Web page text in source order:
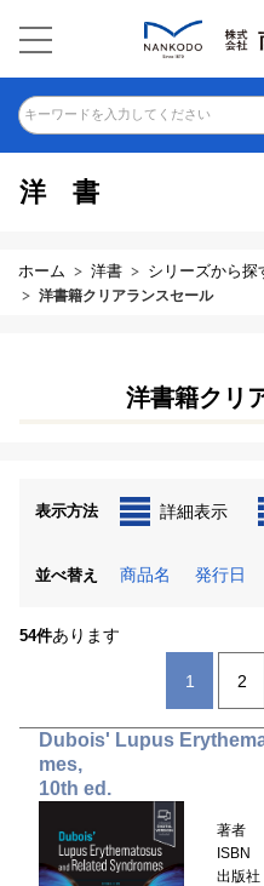
キーワードを入力してください
洋書
ホーム 洋書 シリーズから探
洋書籍クリアランスセール
洋書籍クリ
表示方法 詳細表示
並べ替え 商品名 発行日
54件あります
1 2
Dubois' Lupus
mes,
10th ed.
著者
ISBN
出版社